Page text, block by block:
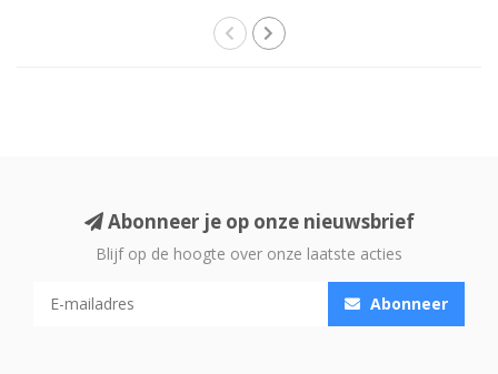
Abonneer je op onze nieuwsbrief
Blijf op de hoogte over onze laatste acties
Abonneer